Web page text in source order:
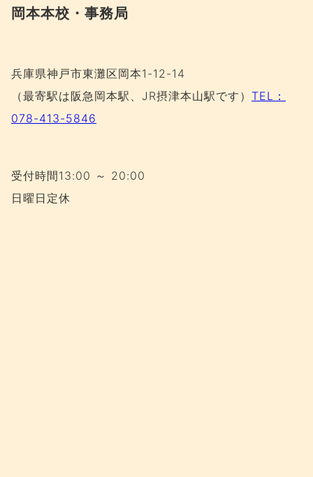
岡本本校・事務局
兵庫県神戸市東灘区岡本1-12-14
（最寄駅は阪急岡本駅、JR摂津本山駅です） TEL：
078-413-5846
受付時間13:00 ～ 20:00
日曜日定休